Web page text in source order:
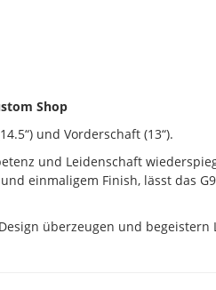
Shop
und Vorderschaft (13“).
und Leidenschaft
einmaligem Finish, lässt das
überzeugen und begeistern